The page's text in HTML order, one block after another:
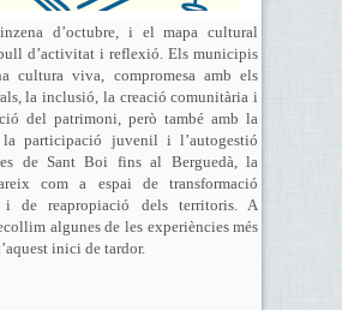
d’octubre, i el mapa cultural
d’activitat i reflexió. Els municipis
cultura viva, compromesa amb els
la inclusió, la creació comunitària i
del patrimoni, però també amb la
participació juvenil i l’autogestió
de Sant Boi fins al Berguedà, la
com a espai de transformació
i de reapropiació dels territoris. A
algunes de les experiències més
inici de tardor.